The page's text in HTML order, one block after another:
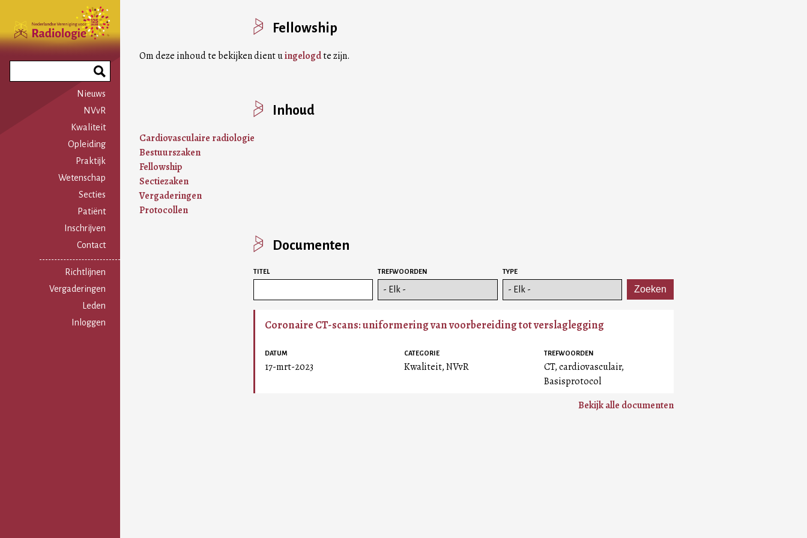
naar
de
inhoud
gaan
Phrase
Nieuws
NVvR
Kwaliteit
Opleiding
Praktijk
Wetenschap
Secties
Patiënt
Inschrijven
Contact
Gebruikersmenu
Richtlijnen
Vergaderingen
Leden
Inloggen
Fellowship
Om deze inhoud te bekijken dient uingelogdte zijn.
Inhoud
Cardiovasculaire radiologie
Bestuurszaken
Fellowship
Sectiezaken
Vergaderingen
Protocollen
Documenten
TITEL TREFWOORDEN TYPE
Coronaire CT-scans: uniformering van voorbereiding tot verslaglegging
DATUM
17-mrt-2023
CATEGORIE
Kwaliteit, NVvR
TREFWOORDEN
CT, cardiovasculair,
Basisprotocol
Bekijk alle documenten